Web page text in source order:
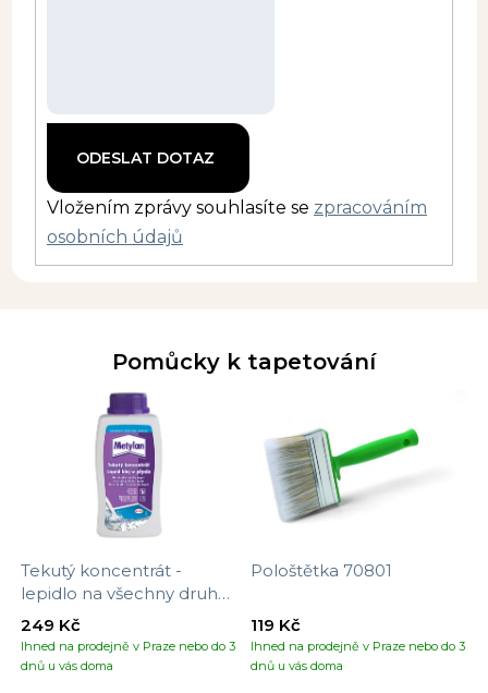
Vložením zprávy souhlasíte se zpracováním
osobních údajů
Pomůcky k tapetování
Tekutý koncentrát -
lepidlo na všechny druhy
tapet
Ihned na prodejně v Praze nebo do 3
dnů u vás doma
249 Kč
Pološtětka 70801
Ihned na prodejně v Praze nebo do 3
dnů u vás doma
119 Kč